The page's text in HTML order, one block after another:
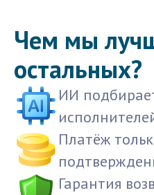
Чем мы
остальных?
ИИ
Платёж
Гарантия